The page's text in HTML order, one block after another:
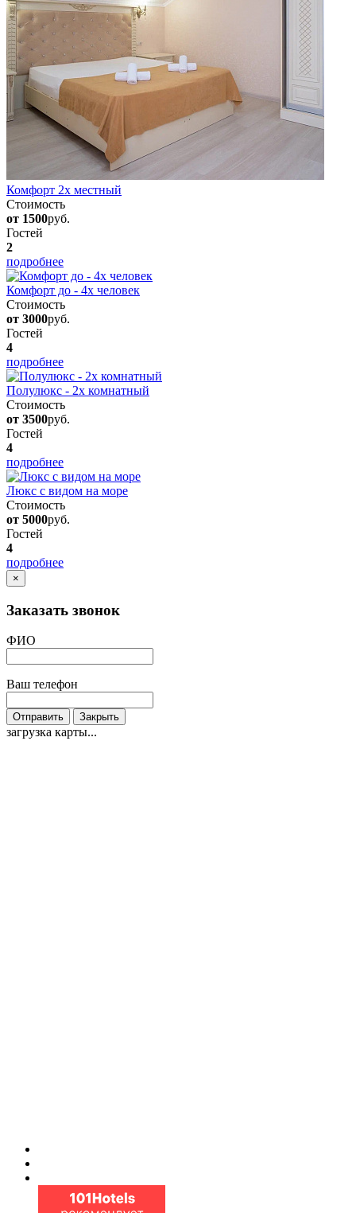
Комфорт 2х местный
Стоимость
от 1500руб.
Гостей
2
подробнее
Комфорт до - 4х человек
Стоимость
от 3000руб.
Гостей
4
подробнее
Полулюкс - 2х комнатный
Стоимость
от 3500руб.
Гостей
4
подробнее
Люкс с видом на море
Стоимость
от 5000руб.
Гостей
4
подробнее
×
Заказать звонок
ФИО
Ваш телефон
Отправить Закрыть
загрузка карты...